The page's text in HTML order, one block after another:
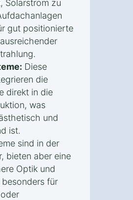
Solarstrom zu
gut positionierte
Diese
die
direkt in die
was
und
ist.
sind in der
bieten aber eine
Optik und
für